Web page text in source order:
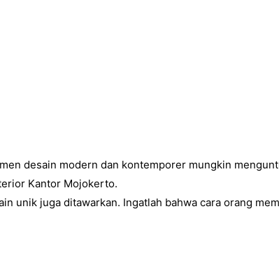
desain modern dan kontemporer mungkin
Kantor Mojokerto.
unik juga ditawarkan. Ingatlah bahwa cara orang